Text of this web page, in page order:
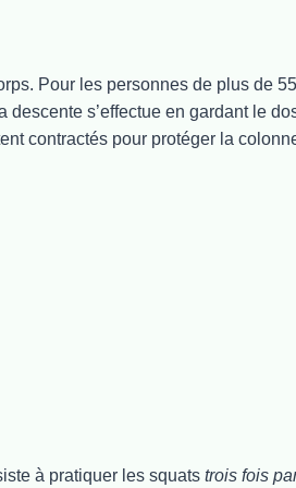
Pour les personnes de plus de 55
descente s’effectue en gardant le
contractés pour protéger la
à pratiquer les squats trois fois